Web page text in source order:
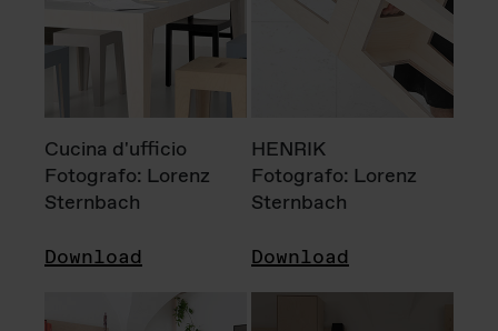
Cucina d'ufficio
Fotografo: Lorenz
Sternbach
Download
HENRIK
Fotografo: Lorenz
Sternbach
Download